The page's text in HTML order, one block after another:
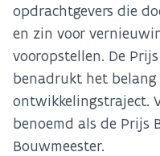
opdrachtgevers die
en zin voor
vooropstellen. De
benadrukt het belang
ontwikkelingstraject.
benoemd als de Prijs
Bouwmeester.